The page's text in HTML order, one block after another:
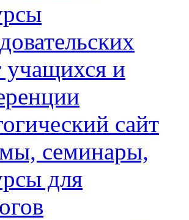
учащихся и
сайт
семинары,
для